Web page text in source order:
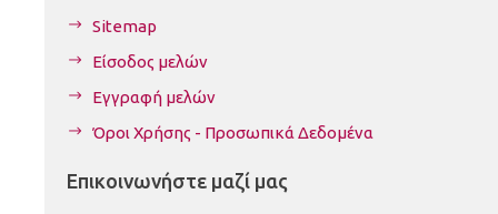
Sitemap
Είσοδος μελών
Εγγραφή μελών
Όροι Χρήσης - Προσωπικά Δεδομένα
Επικοινωνήστε μαζί μας